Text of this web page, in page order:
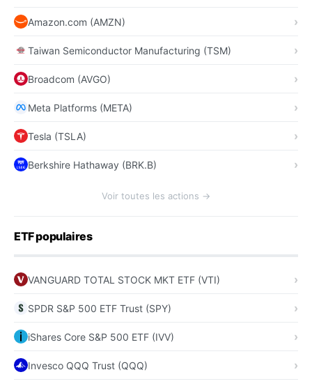
Amazon.com (AMZN)
Taiwan Semiconductor Manufacturing (TSM)
Broadcom (AVGO)
Meta Platforms (META)
Tesla (TSLA)
Berkshire Hathaway (BRK.B)
Voir toutes les actions →
ETF populaires
VANGUARD TOTAL STOCK MKT ETF (VTI)
SPDR S&P 500 ETF Trust (SPY)
iShares Core S&P 500 ETF (IVV)
Invesco QQQ Trust (QQQ)